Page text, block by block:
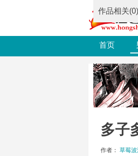
首页
多子
作者： 草莓波
作品相关(0)